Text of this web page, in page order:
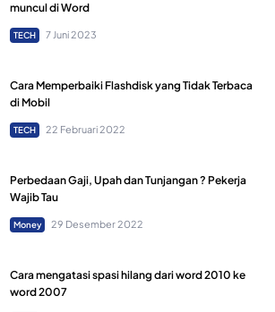
muncul di Word
TECH 7 Juni 2023
Cara Memperbaiki Flashdisk yang Tidak Terbaca
di Mobil
TECH 22 Februari 2022
Perbedaan Gaji, Upah dan Tunjangan ? Pekerja
Wajib Tau
Money 29 Desember 2022
Cara mengatasi spasi hilang dari word 2010 ke
word 2007